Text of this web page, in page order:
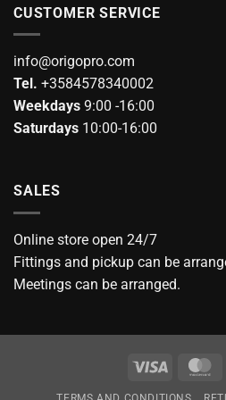
CUSTOMER SERVICE
info@origopro.com
Tel. +3584578340002
Weekdays 9:00 -16:00
Saturdays 10:00-16:00
SALES
Online store open 24/7
Fittings and pickup can be
Meetings can be arranged.
Visa